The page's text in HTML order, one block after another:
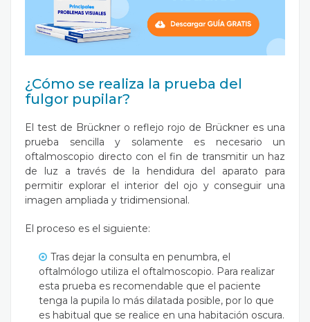
¿Cómo se realiza la prueba del
fulgor pupilar?
El test de Brückner o reflejo rojo de Brückner es una
prueba sencilla y solamente es necesario un
oftalmoscopio directo con el fin de transmitir un haz
de luz a través de la hendidura del aparato para
permitir explorar el interior del ojo y conseguir una
imagen ampliada y tridimensional.
El proceso es el siguiente:
Tras dejar la consulta en penumbra, el
oftalmólogo utiliza el oftalmoscopio. Para realizar
esta prueba es recomendable que el paciente
tenga la pupila lo más dilatada posible, por lo que
es habitual que se realice en una habitación oscura.